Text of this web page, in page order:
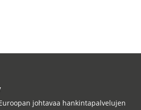
johtavaa hankintapalvelujen